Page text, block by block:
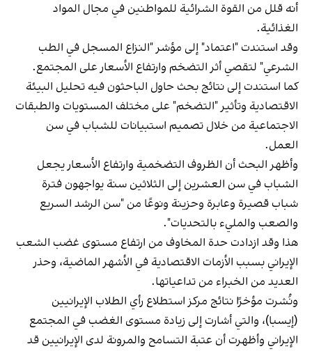
أنه قلل من القوة الشرائية للمواطنين في مجال المواد
الغذائية.
وقد استندت "اعتماد" إلى مؤشر "النزاع المسجل في الطب
الشرعي" لتقصي أثر التضخم وارتفاع الأسعار على المجتمع.
كما استندت إلى نتائج بحث حاول الباحثون فيه تحليل البيئة
الاقتصادية وتأثير "التضخم" على مختلف المستويات والطبقات
الاجتماعية من خلال تصميم استبيانات للشباب في سن
العمل.
وأظهر البحث أن الظروف التضخمية وارتفاع الأسعار يجعل
الشباب في سن العشرين إلى الثلاثين سنة يواجهون فترة
شباب قصيرة وعابرة وحزينة ونوعًا من "سن الرشد السريع
والصعب والمليء بالتحديات".
هذا وقد ازدادت حدة المخاوف من ارتفاع مستوى غضب الشعب
الإيراني بسبب الأزمات الاقتصادية في الأشهر الماضية، وحذر
العديد من الخبراء من تداعياتها.
ونُشرت مؤخرًا نتائج مركز استطلاع رأي الطلاب الإيرانيين
(إيسبا)، والتي أشارت إلى زيادة مستوى الغضب في المجتمع
الإيراني وأظهرت أن عتبة التسامح والمرونة لدى الإيرانيين قد